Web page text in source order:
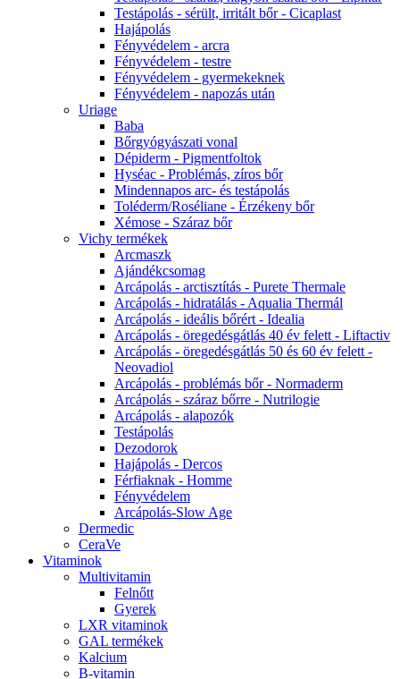
Testápolás - sérült, irritált bőr - Cicaplast
Hajápolás
Fényvédelem - arcra
Fényvédelem - testre
Fényvédelem - gyermekeknek
Fényvédelem - napozás után
Uriage
Baba
Bőrgyógyászati vonal
Dépiderm - Pigmentfoltok
Hyséac - Problémás, zíros bőr
Mindennapos arc- és testápolás
Toléderm/Roséliane - Érzékeny bőr
Xémose - Száraz bőr
Vichy termékek
Arcmaszk
Ajándékcsomag
Arcápolás - arctisztítás - Purete Thermale
Arcápolás - hidratálás - Aqualia Thermál
Arcápolás - ideális bőrért - Idealia
Arcápolás - öregedésgátlás 40 év felett - Liftactiv
Arcápolás - öregedésgátlás 50 és 60 év felett -
Neovadiol
Arcápolás - problémás bőr - Normaderm
Arcápolás - száraz bőrre - Nutrilogie
Arcápolás - alapozók
Testápolás
Dezodorok
Hajápolás - Dercos
Férfiaknak - Homme
Fényvédelem
Arcápolás-Slow Age
Dermedic
CeraVe
Vitaminok
Multivitamin
Felnőtt
Gyerek
LXR vitaminok
GAL termékek
Kalcium
B-vitamin